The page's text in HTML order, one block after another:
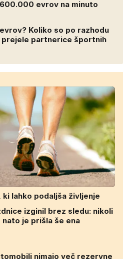
evrov na minuto
Koliko so po razhodu
prejele partnerice športnih
ki lahko podaljša življenje
izginil brez sledu: nikoli
nato je prišla še ena
nimajo več rezervne